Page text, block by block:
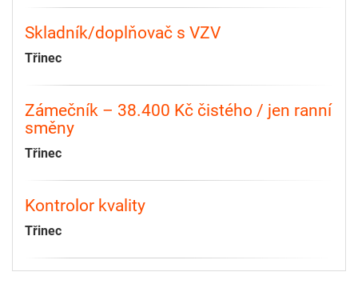
Skladník/doplňovač s VZV
Třinec
Zámečník – 38.400 Kč čistého / jen ranní
směny
Třinec
Kontrolor kvality
Třinec